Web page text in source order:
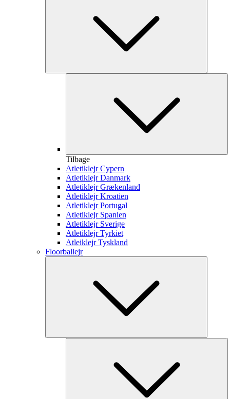
Tilbage
Atletiklejr Cypern
Atletiklejr Danmark
Atletiklejr Grækenland
Atletiklejr Kroatien
Atletiklejr Portugal
Atletiklejr Spanien
Atletiklejr Sverige
Atletiklejr Tyrkiet
Atleiklejr Tyskland
Floorballejr